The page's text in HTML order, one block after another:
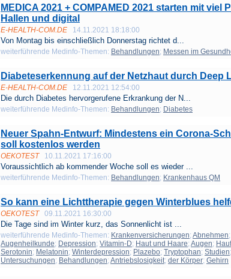
MEDICA 2021 + COMPAMED 2021 starten mit viel
Hallen und digital
E-HEALTH-COM.DE 14.11.2021 18:18:00
Von Montag bis einschließlich Donnerstag richtet d...
weiterführende Medinfo-Themen: Behandlungen; Messen im
Diabeteserkennung auf der Netzhaut durch Deep
E-HEALTH-COM.DE 12.11.2021 12:54:00
Die durch Diabetes hervorgerufene Erkrankung der N...
weiterführende Medinfo-Themen: Behandlungen; Diabetes
Neuer Spahn-Entwurf: Mindestens ein Corona-
soll kostenlos werden
OEKOTEST 10.11.2021 17:16:00
Voraussichtlich ab kommender Woche soll es wieder ...
weiterführende Medinfo-Themen: Behandlungen; Krankenhaus QM
So kann eine Lichttherapie gegen Winterblues
OEKOTEST 09.11.2021 16:30:00
Die Tage sind im Winter kurz, das Sonnenlicht ist ...
weiterführende Medinfo-Themen: Krankenversicherungen; Abnehmen;
Augenheilkunde; Depression; Vitamin-D; Haut und Haare; Augen;
Serotonin; Melatonin; Winterdepression; Plazebo; Tryptophan; Studien;
Untersuchungen; Behandlungen; Antriebslosigkeit; der Körper; Gehirn